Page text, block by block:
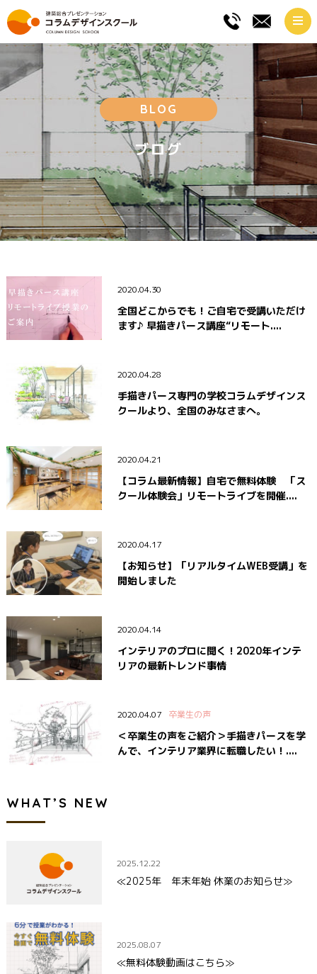
BLOG
ブログ
2020.04.30
全国どこからでも！ご自宅で受講いただけ
ます♪ 早描きパース講座“リモート....
2020.04.28
手描きパース専門の学校コラムデザインス
クールより、全国のみなさまへ。
2020.04.21
【コラム最新情報】自宅で無料体験 「ス
クール体験会」リモートライブを開催....
2020.04.17
【お知らせ】「リアルタイムWEB受講」を
開始しました
2020.04.14
インテリアのプロに聞く！2020年インテ
リアの最新トレンド事情
2020.04.07 卒業生の声
＜卒業生の声をご紹介＞手描きパースを学
んで、インテリア業界に転職したい！....
WHAT’S NEW
2025.12.22
≪2025年 年末年始 休業のお知らせ≫
2025.08.07
≪無料体験動画はこちら≫